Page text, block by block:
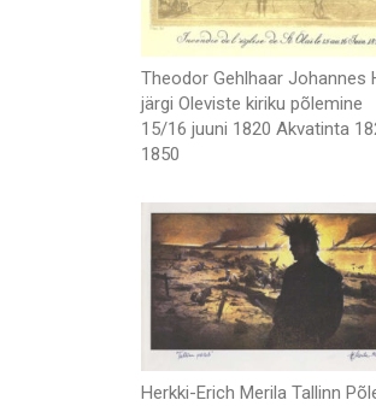
Theodor Gehlhaar Johannes
järgi Oleviste kiriku põlemine
15/16 juuni 1820 Akvatinta
1850
Herkki-Erich Merila Tallinn